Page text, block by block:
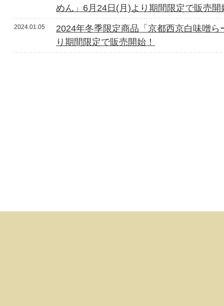
めん」6月24日(月)より期間限定で販売開
2024.01.05
2024年冬季限定商品「京都西京白味噌
り期間限定で販売開始！